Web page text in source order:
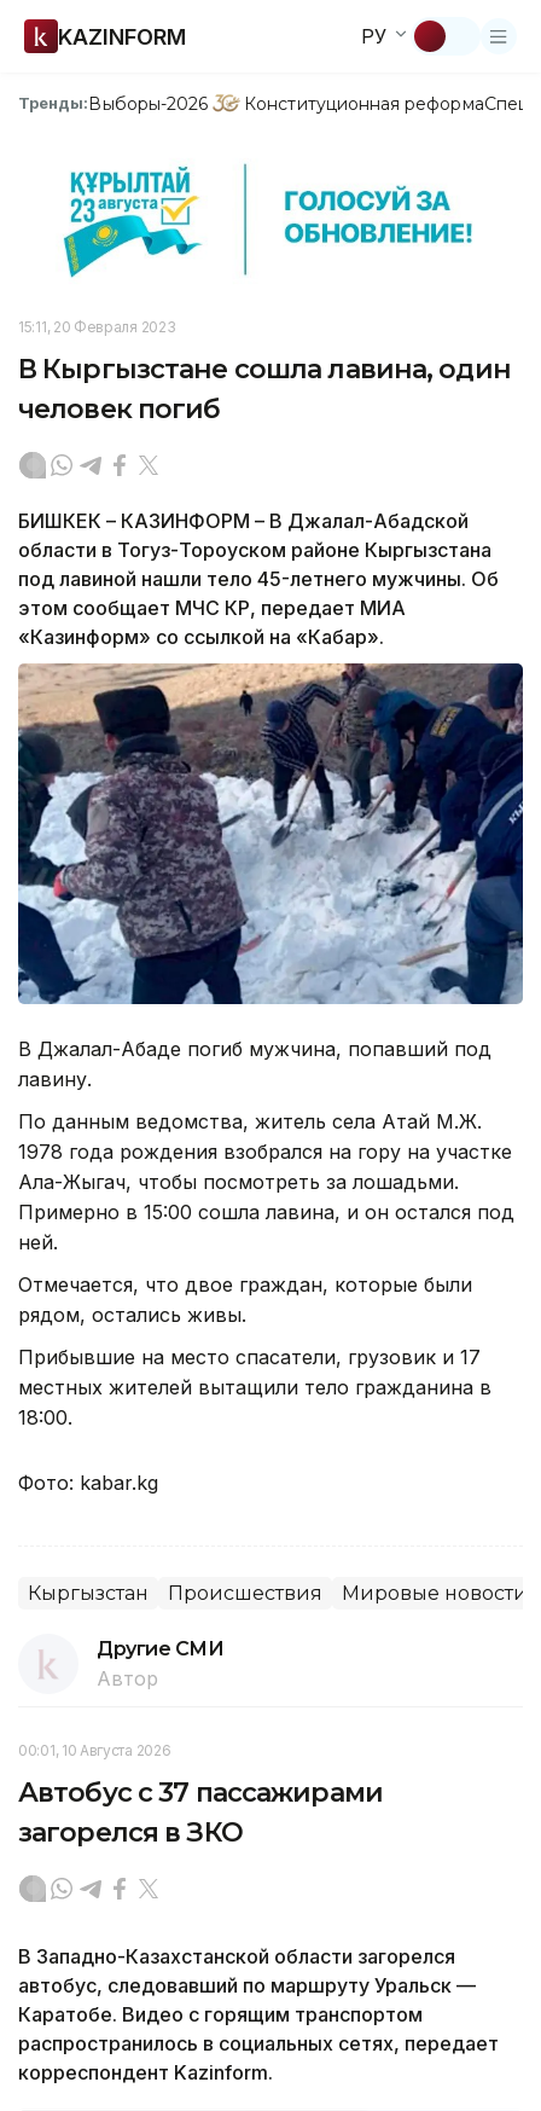
KAZINFORM РУ
Тренды:Выборы-2026 Конституционная реформа
15:11, 20 Февраля 2023
В Кыргызстане сошла лавина, один
человек погиб
БИШКЕК – КАЗИНФОРМ – В Джалал-Абадской
области в Тогуз-Тороуском районе Кыргызстана
под лавиной нашли тело 45-летнего мужчины. Об
этом сообщает МЧС КР, передает МИА
«Казинформ» со ссылкой на «Кабар».
В Джалал-Абаде погиб мужчина, попавший под
лавину.
По данным ведомства, житель села Атай М.Ж.
1978 года рождения взобрался на гору на участке
Ала-Жыгач, чтобы посмотреть за лошадьми.
Примерно в 15:00 сошла лавина, и он остался под
ней.
Отмечается, что двое граждан, которые были
рядом, остались живы.
Прибывшие на место спасатели, грузовик и 17
местных жителей вытащили тело гражданина в
18:00.
Фото: kabar.kg
Кыргызстан Происшествия Мировые новости
Другие СМИ
Автор
00:01, 10 Августа 2026
Автобус с 37 пассажирами
загорелся в ЗКО
В Западно-Казахстанской области загорелся
автобус, следовавший по маршруту Уральск —
Каратобе. Видео с горящим транспортом
распространилось в социальных сетях, передает
корреспондент Kazinform.